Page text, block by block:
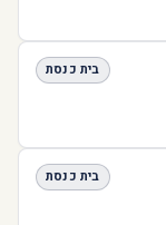
בית כנסת
בית כנסת